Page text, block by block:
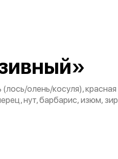
олень/косуля), красная
нут, барбарис, изюм, зир